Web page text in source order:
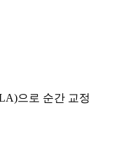
으로 순간 교정